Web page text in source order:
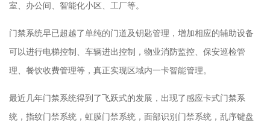
室、办公间、智能化小区、工厂等。
门禁系统早已超越了单纯的门道及钥匙管理，增加相应的辅助设备
可以进行电梯控制、车辆进出控制，物业消防监控、保安巡检管
理、餐饮收费管理等，真正实现区域内一卡智能管理。
最近几年门禁系统得到了飞跃式的发展，出现了感应卡式门禁系
统，指纹门禁系统，虹膜门禁系统，面部识别门禁系统，乱序键盘